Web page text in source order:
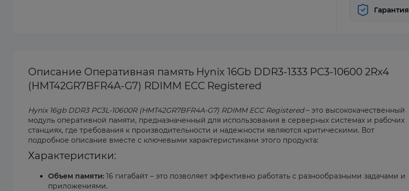
Гарантия
Описание Оперативная память Hynix 16Gb DDR3-1333 PC3-10600 2Rx4
(HMT42GR7BFR4A-G7) RDIMM ECC Registered
Hynix 16gb DDR3 PC3L-10600R (HMT42GR7BFR4A-G7) RDIMM ECC Registered– это высококачественный
модуль оперативной памяти, предназначенный для использования в серверных системах и рабочих
станциях, где требования к производительности и надежности являются критическими. Вот
подробное описание вместе с ключевыми характеристиками этого продукта:
Характеристики:
Объем памяти: 16 гигабайт – это позволяет эффективно работать с разнообразными задачами и
приложениями.